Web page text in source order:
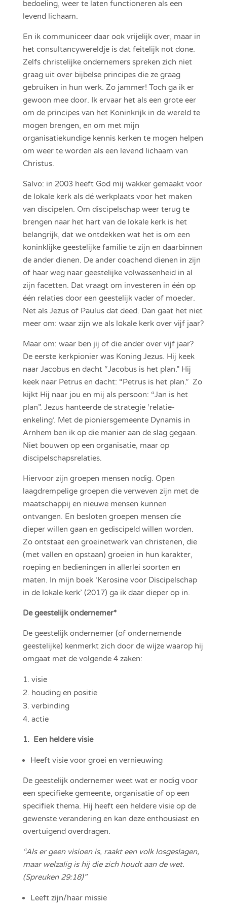
bedoeling, weer te laten functioneren als een
levend lichaam.
En ik communiceer daar ook vrijelijk over, maar in
het consultancywereldje is dat feitelijk not done.
Zelfs christelijke ondernemers spreken zich niet
graag uit over bijbelse principes die ze graag
gebruiken in hun werk. Zo jammer! Toch ga ik er
gewoon mee door. Ik ervaar het als een grote eer
om de principes van het Koninkrijk in de wereld te
mogen brengen, en om met mijn
organisatiekundige kennis kerken te mogen helpen
om weer te worden als een levend lichaam van
Christus.
Salvo: in 2003 heeft God mij wakker gemaakt voor
de lokale kerk als dé werkplaats voor het maken
van discipelen. Om discipelschap weer terug te
brengen naar het hart van de lokale kerk is het
belangrijk, dat we ontdekken wat het is om een
koninklijke geestelijke familie te zijn en daarbinnen
de ander dienen. De ander coachend dienen in zijn
of haar weg naar geestelijke volwassenheid in al
zijn facetten. Dat vraagt om investeren in één op
één relaties door een geestelijk vader of moeder.
Net als Jezus of Paulus dat deed. Dan gaat het niet
meer om: waar zijn we als lokale kerk over vijf jaar?
Maar om: waar ben jij of die ander over vijf jaar?
De eerste kerkpionier was Koning Jezus. Hij keek
naar Jacobus en dacht “Jacobus is het plan.” Hij
keek naar Petrus en dacht: “Petrus is het plan.” Zo
kijkt Hij naar jou en mij als persoon: “Jan is het
plan”. Jezus hanteerde de strategie ‘relatie-
enkeling’. Met de pioniersgemeente Dynamis in
Arnhem ben ik op die manier aan de slag gegaan.
Niet bouwen op een organisatie, maar op
discipelschapsrelaties.
Hiervoor zijn groepen mensen nodig. Open
laagdrempelige groepen die verweven zijn met de
maatschappij en nieuwe mensen kunnen
ontvangen. En besloten groepen mensen die
dieper willen gaan en gediscipeld willen worden.
Zo ontstaat een groeinetwerk van christenen, die
(met vallen en opstaan) groeien in hun karakter,
roeping en bedieningen in allerlei soorten en
maten. In mijn boek ‘Kerosine voor Discipelschap
in de lokale kerk’ (2017) ga ik daar dieper op in.
De geestelijk ondernemer*
De geestelijk ondernemer (of ondernemende
geestelijke) kenmerkt zich door de wijze waarop hij
omgaat met de volgende 4 zaken:
visie
houding en positie
verbinding
actie
1. Een heldere visie
Heeft visie voor groei en vernieuwing
De geestelijk ondernemer weet wat er nodig voor
een specifieke gemeente, organisatie of op een
specifiek thema. Hij heeft een heldere visie op de
gewenste verandering en kan deze enthousiast en
overtuigend overdragen.
“Als er geen visioen is, raakt een volk losgeslagen,
maar welzalig is hij die zich houdt aan de wet.
(Spreuken 29:18)”
Leeft zijn/haar missie